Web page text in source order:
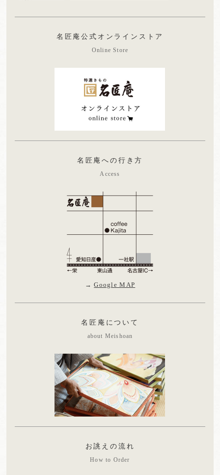
名匠庵公式オンラインストア
Online Store
名匠庵への行き方
Access
→Google MAP
名匠庵について
about Meishoan
お誂えの流れ
How to Order